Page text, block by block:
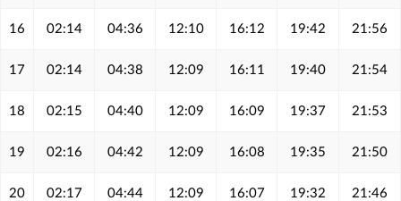
16 02:14 04:36 12:10 16:12 19:42 21:56
17 02:14 04:38 12:09 16:11 19:40 21:54
18 02:15 04:40 12:09 16:09 19:37 21:53
19 02:16 04:42 12:09 16:08 19:35 21:50
20 02:17 04:44 12:09 16:07 19:32 21:46